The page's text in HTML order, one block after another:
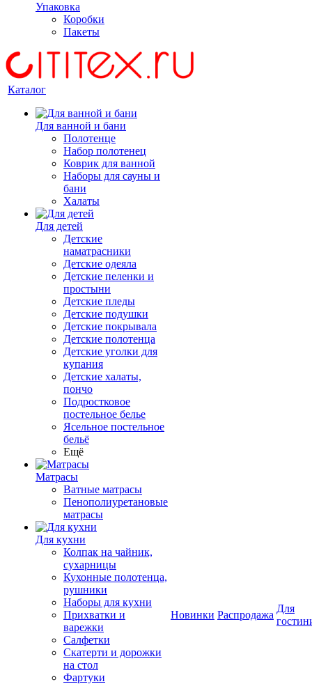
Упаковка
Коробки
Пакеты
Каталог
Для ванной и бани
Полотенце
Набор полотенец
Коврик для ванной
Наборы для сауны и
бани
Халаты
Для детей
Детские
наматрасники
Детские одеяла
Детские пеленки и
простыни
Детские пледы
Детские подушки
Детские покрывала
Детские полотенца
Детские уголки для
купания
Детские халаты,
пончо
Подростковое
постельное белье
Ясельное постельное
бельё
Ещё
Матрасы
Ватные матрасы
Пенополиуретановые
матрасы
Для кухни
Колпак на чайник,
сухарницы
Кухонные полотенца,
рушники
Наборы для кухни
Прихватки и
варежки
Салфетки
Скатерти и дорожки
на стол
Фартуки
Новинки Распродажа
Для